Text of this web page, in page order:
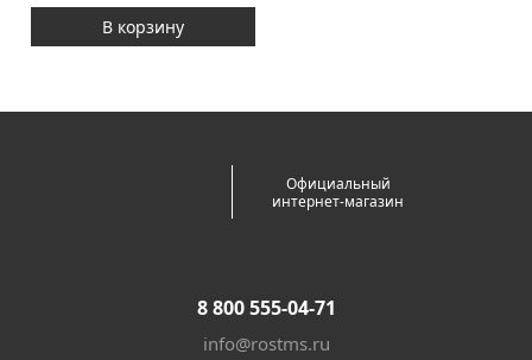
В корзину
Официальный
интернет-магазин
8 800 555-04-71
info@rostms.ru